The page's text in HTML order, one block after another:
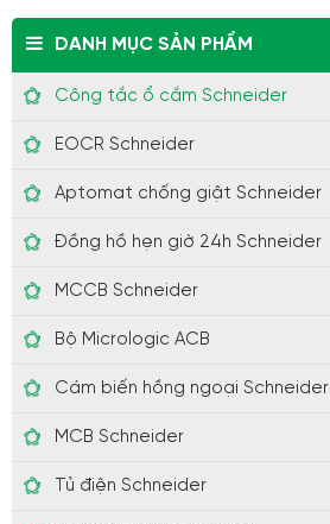
DANH MỤC SẢN PHẨM
Công tắc ổ cắm Schneider
EOCR Schneider
Aptomat chống giật Schneider
Đồng hồ hẹn giờ 24h Schneider
MCCB Schneider
Bộ Micrologic ACB
Cám biến hồng ngoại Schneider
MCB Schneider
Tủ điện Schneider